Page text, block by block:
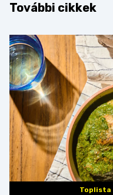
További cikkek
Toplista